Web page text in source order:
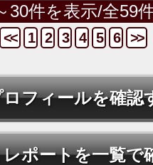
30件を表示/全59
<< 1 2 3 4 5 6 >>
ロフィールを確認
ポートを一覧で